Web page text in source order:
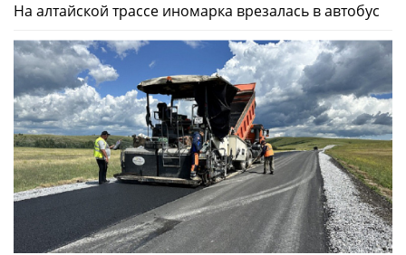
На алтайской трассе иномарка врезалась в автобус